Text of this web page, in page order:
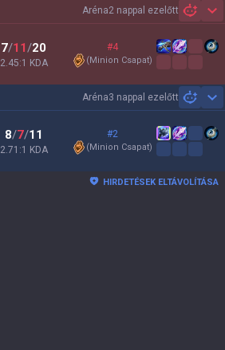
Aréna2 nappal ezelőtt
7/11/20
2.45:1 KDA
#4
(Minion Csapat)
Aréna3 nappal ezelőtt
8/7/11
2.71:1 KDA
#2
(Minion Csapat)
HIRDETÉSEK ELTÁVOLÍTÁSA